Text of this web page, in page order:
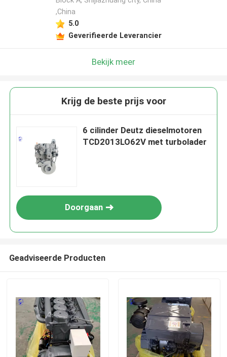
,China
5.0
Geverifieerde Leverancier
Bekijk meer
Krijg de beste prijs voor
6 cilinder Deutz dieselmotoren
TCD2013LO62V met turbolader
Doorgaan
Geadviseerde Producten